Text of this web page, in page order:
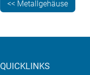
<< Metallgehäuse
QUICKLINKS